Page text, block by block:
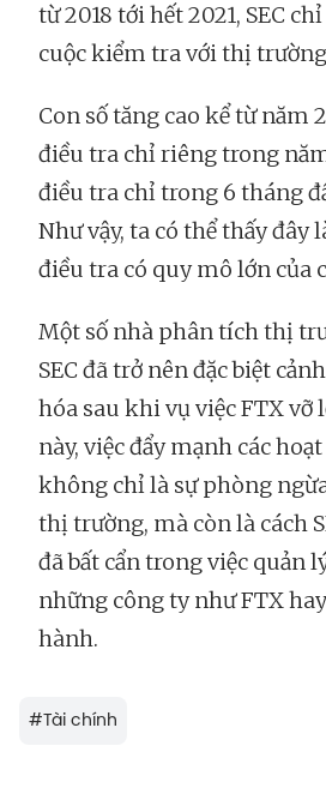
từ 2018 tới hết 2021, SEC
cuộc kiểm tra với thị
Con số tăng cao kể từ năm
điều tra chỉ riêng trong năm
điều tra chỉ trong 6 tháng
Như vậy, ta có thể thấy đây
điều tra có quy mô lớn của
Một số nhà phân tích thị
SEC đã trở nên đặc biệt
hóa sau khi vụ việc FTX vỡ
này, việc đẩy mạnh các
không chỉ là sự phòng
thị trường, mà còn là cách
đã bất cẩn trong việc quản
những công ty như FTX
hành.
#Tài chính